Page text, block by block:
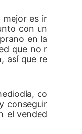
mejor es ir
con un
en la
que no r
así que re
co
conseguir
el vended